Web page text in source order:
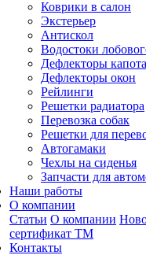
Коврики в салон
Экстерьер
Антискол
Водостоки
Дефлекторы капота
Дефлекторы окон
Рейлинги
Решетки радиатора
Перевозка собак
Решетки для
Автогамаки
Чехлы на сиденья
Запчасти для
Наши работы
О компании
Статьи О компании
сертификат ТМ
Контакты